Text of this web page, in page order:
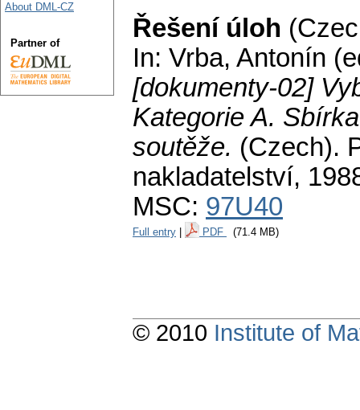
Řešení úloh
In: Vrba, Antonín
[dokumenty-02]
Kategorie A.
soutěže. (Czech).
nakladatelství,
MSC: 97U40
Full entry PDF (71.4 MB)
About DML-CZ
Partner of
© 2010 Institute of